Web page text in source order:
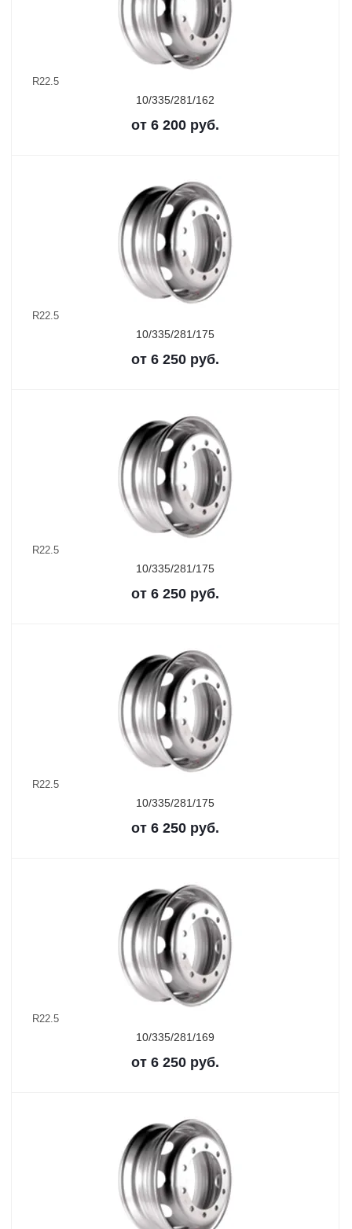
R22.5
10/335/281/162
от 6 200 руб.
R22.5
10/335/281/175
от 6 250 руб.
R22.5
10/335/281/175
от 6 250 руб.
R22.5
10/335/281/175
от 6 250 руб.
R22.5
10/335/281/169
от 6 250 руб.